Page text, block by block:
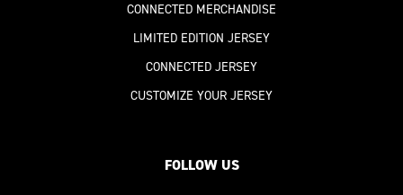
CONNECTED MERCHANDISE
LIMITED EDITION JERSEY
CONNECTED JERSEY
CUSTOMIZE YOUR JERSEY
FOLLOW US